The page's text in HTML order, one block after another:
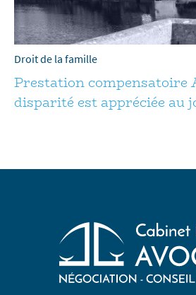
Droit de la famille
Prestation compensatoire
disparité est appréciée au